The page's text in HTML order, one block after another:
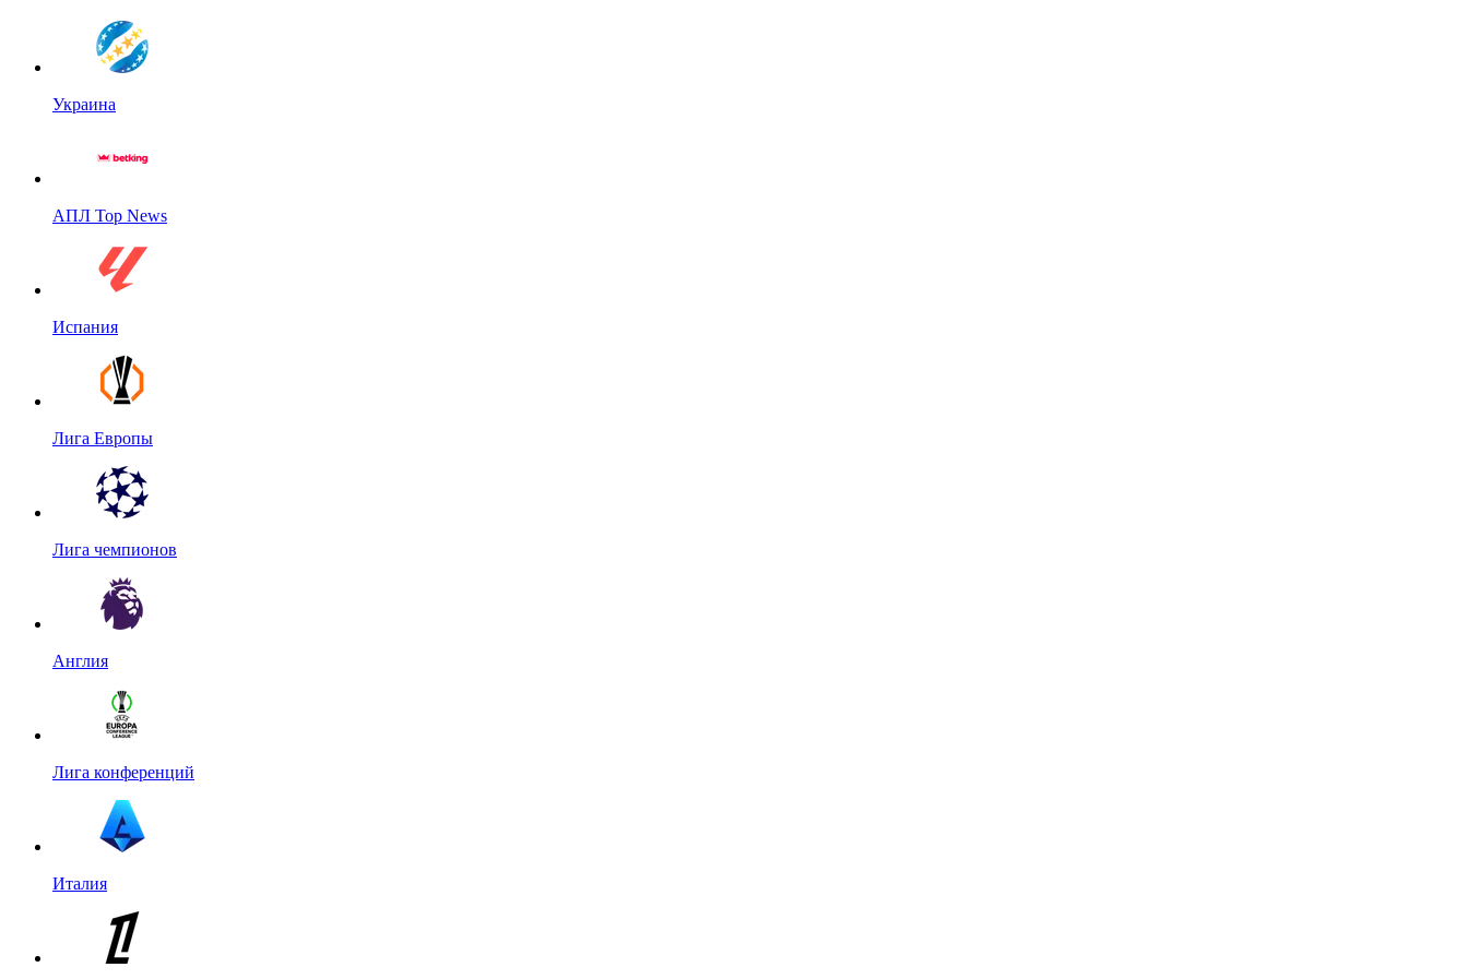
Украина
АПЛ Top News
Испания
Лига Европы
Лига чемпионов
Англия
Лига конференций
Италия